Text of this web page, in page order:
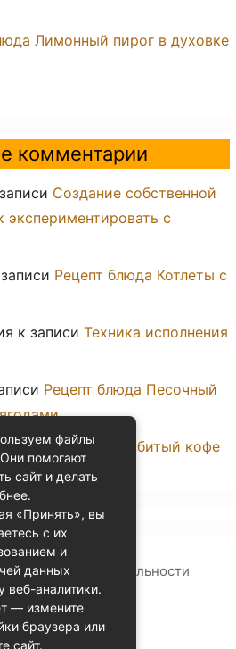
Лимонный пирог в духовке
комментарии
Создание собственной
экспериментировать с
Рецепт блюда Котлеты с
к записи Техника исполнения
Рецепт блюда Песочный
Рецепт блюда Взбитый кофе
конфиденциальности
Контакты
2026
файлы
помогают
сайт и делать
«Принять», вы
с их
и
данных
веб-аналитики.
— измените
браузера или
сайт.